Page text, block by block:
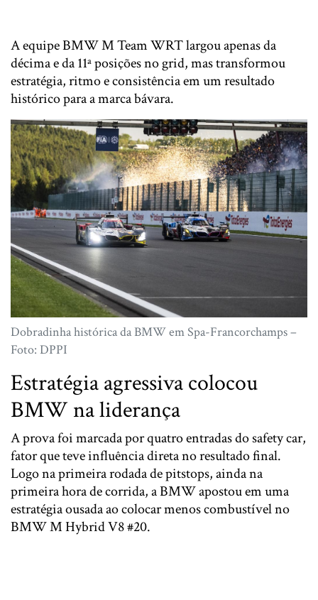
A equipe BMW M Team WRT largou apenas da
décima e da 11ª posições no grid, mas transformou
estratégia, ritmo e consistência em um resultado
histórico para a marca bávara.
Dobradinha histórica da BMW em Spa-Francorchamps –
Foto: DPPI
Estratégia agressiva colocou
BMW na liderança
A prova foi marcada por quatro entradas do safety car,
fator que teve influência direta no resultado final.
Logo na primeira rodada de pitstops, ainda na
primeira hora de corrida, a BMW apostou em uma
estratégia ousada ao colocar menos combustível no
BMW M Hybrid V8 #20.